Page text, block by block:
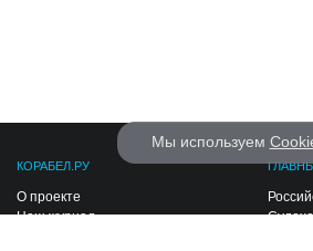
КОРАБЕЛ.РУ
О проекте
Наш журнал
Мы используем